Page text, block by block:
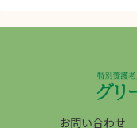
お問い合わせ